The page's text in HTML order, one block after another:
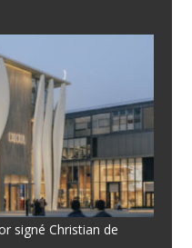
signé Christian de